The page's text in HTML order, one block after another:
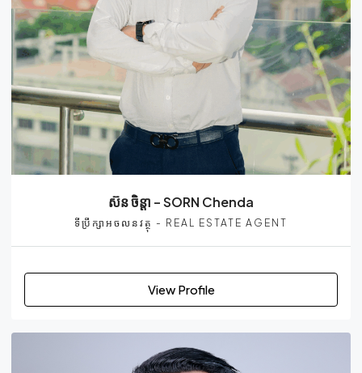
ស៊ន ចិន្ដា – SORN Chenda
ទីប្រឹក្សាអចលនវត្ថុ - REAL ESTATE AGENT
View Profile